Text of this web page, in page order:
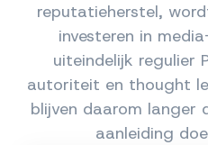
reputatieherstel,
investeren in
uiteindelijk regulier
autoriteit en thought
blijven daarom langer
aanleiding